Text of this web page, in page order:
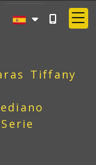
Tiffany